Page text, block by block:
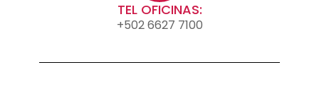
TEL OFICINAS:
+502 6627 7100